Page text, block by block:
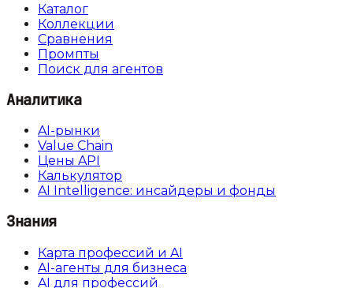
Каталог
Коллекции
Сравнения
Промпты
Поиск для агентов
Аналитика
AI-рынки
Value Chain
Цены API
Калькулятор
AI Intelligence: инсайдеры и фонды
Знания
Карта профессий и AI
AI-агенты для бизнеса
AI для профессий